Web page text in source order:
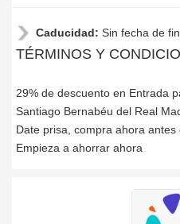
Caducidad: Sin fecha de
TÉRMINOS Y
29% de descuento en Entrada
Santiago Bernabéu del Real
Date prisa, compra ahora
Empieza a ahorrar ahora